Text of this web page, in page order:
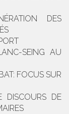
DES
SEING AU
FOCUS SUR
DISCOURS DE